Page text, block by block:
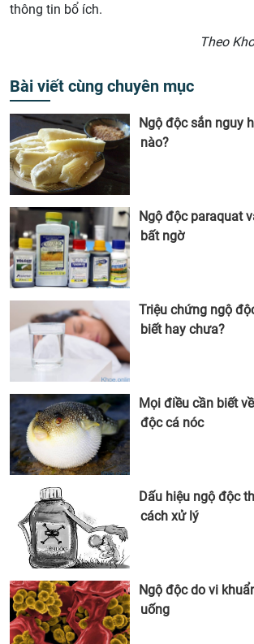
thông tin bổ ích.
Theo
Bài viết cùng chuyên mục
Ngộ độc sắn nguy
nào?
Ngộ độc paraquat
bất ngờ
Triệu chứng ngộ
biết hay chưa?
Mọi điều cần biết
độc cá nóc
Dấu hiệu ngộ độc
cách xử lý
Ngộ độc do vi
uống